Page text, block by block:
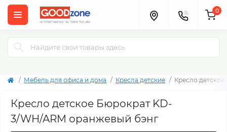
0
Мебель для офиса и дома Кресла детские Кресло
Кресло детское Бюрократ KD-
3/WH/ARM оранжевый бэнг